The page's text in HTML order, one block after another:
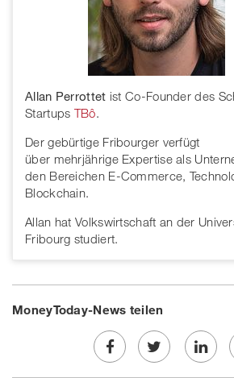
Allan Perrottet ist Co-Founder des
Startups TBô.
Der gebürtige Fribourger verfügt
über mehrjährige Expertise als
den Bereichen E-Commerce,
Blockchain.
Allan hat Volkswirtschaft an der
Fribourg studiert.
MoneyToday-News teilen